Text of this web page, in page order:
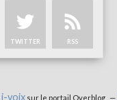
TWITTER RSS
i-voixsur le portail Overblog